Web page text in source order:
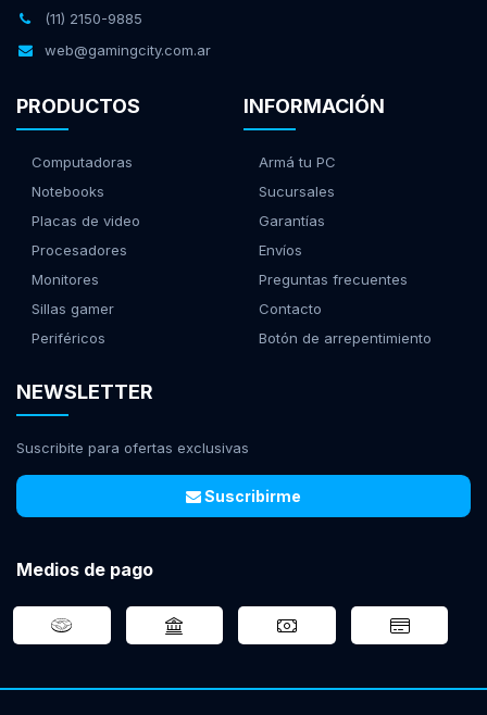
(11) 2150-9885
web@gamingcity.com.ar
PRODUCTOS
Computadoras
Notebooks
Placas de video
Procesadores
Monitores
Sillas gamer
Periféricos
INFORMACIÓN
Armá tu PC
Sucursales
Garantías
Envíos
Preguntas frecuentes
Contacto
Botón de arrepentimiento
NEWSLETTER
Suscribite para ofertas exclusivas
Suscribirme
Medios de pago